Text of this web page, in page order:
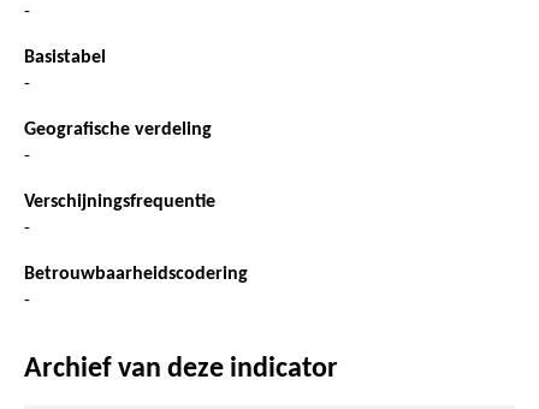
-
Basistabel
-
Geografische verdeling
-
Verschijningsfrequentie
-
Betrouwbaarheidscodering
-
Archief van deze indicator